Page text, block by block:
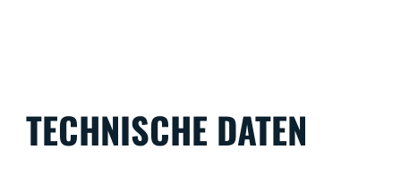
TECHNISCHE DATEN